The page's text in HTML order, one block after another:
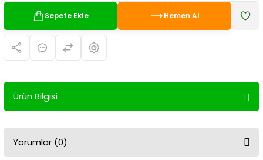
Sepete Ekle Hemen Al
Ürün Bilgisi
Yorumlar (0)